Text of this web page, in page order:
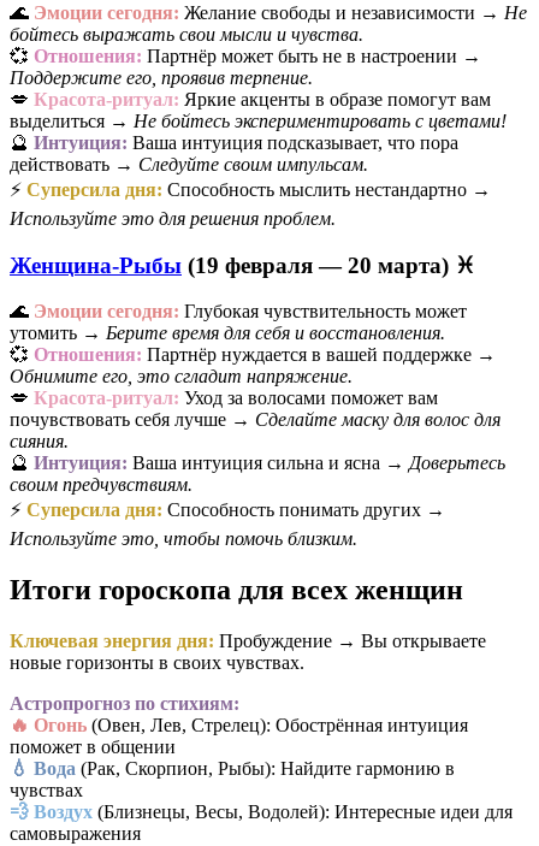
🌊 Эмоции сегодня: Желание свободы и независимости → Не
бойтесь выражать свои мысли и чувства.
💞 Отношения: Партнёр может быть не в настроении →
Поддержите его, проявив терпение.
💋 Красота-ритуал: Яркие акценты в образе помогут вам
выделиться → Не бойтесь экспериментировать с цветами!
🔮 Интуиция: Ваша интуиция подсказывает, что пора
действовать → Следуйте своим импульсам.
⚡ Суперсила дня: Способность мыслить нестандартно →
Используйте это для решения проблем.
Женщина-Рыбы (19 февраля — 20 марта) ♓
🌊 Эмоции сегодня: Глубокая чувствительность может
утомить → Берите время для себя и восстановления.
💞 Отношения: Партнёр нуждается в вашей поддержке →
Обнимите его, это сгладит напряжение.
💋 Красота-ритуал: Уход за волосами поможет вам
почувствовать себя лучше → Сделайте маску для волос для
сияния.
🔮 Интуиция: Ваша интуиция сильна и ясна → Доверьтесь
своим предчувствиям.
⚡ Суперсила дня: Способность понимать других →
Используйте это, чтобы помочь близким.
Итоги гороскопа для всех женщин
Ключевая энергия дня: Пробуждение → Вы открываете
новые горизонты в своих чувствах.
Астропрогноз по стихиям:
🔥 Огонь (Овен, Лев, Стрелец): Обострённая интуиция
поможет в общении
💧 Вода (Рак, Скорпион, Рыбы): Найдите гармонию в
чувствах
💨 Воздух (Близнецы, Весы, Водолей): Интересные идеи для
самовыражения